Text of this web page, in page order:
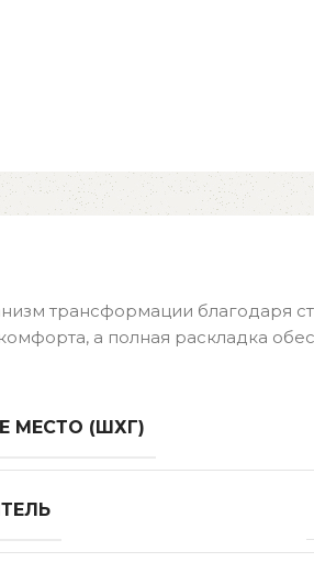
трансформации благодаря
а полная раскладка
МЕСТО (ШХГ)